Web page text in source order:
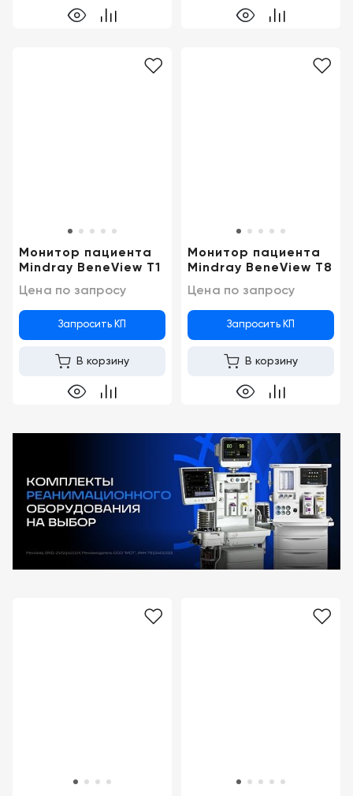
Монитор пациента
Mindray BeneView T1
Цена по запросу
Запросить КП
В корзину
Монитор пациента
Mindray BeneView T8
Цена по запросу
Запросить КП
В корзину